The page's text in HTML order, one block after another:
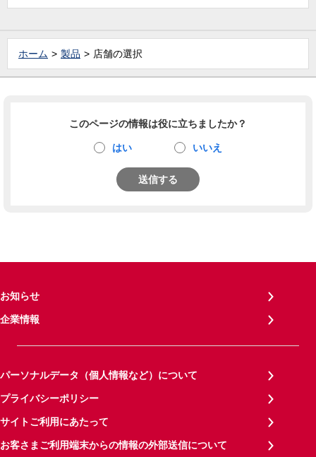
ホーム 製品 店舗の選択
このページの情報は役に立ちましたか？
はい いいえ
送信する
お知らせ
企業情報
パーソナルデータ（個人情報など）について
プライバシーポリシー
サイトご利用にあたって
お客さまご利用端末からの情報の外部送信について